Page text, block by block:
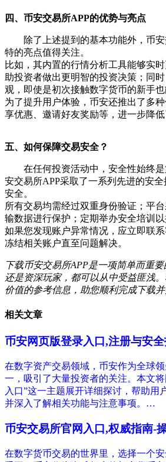
四、币安交易所APP的优势与亮点
除了上述提到的基本功能外，币
特的亮点值得关注。
比如，其内置的行情分析工具能够实
助投资者做出更明智的投资决策；同
观，即使是初次接触数字货币的新手也
为了提升用户体验，币安还推出了多
享优惠、邀请好友奖励等，进一步降低
五、如何保障交易安全？
在任何投资活动中，安全性始终
安交易所APP采取了一系列先进的安
安全。
所有交易均需经过双重身份验证；平
输数据进行保护；定期举办安全培训以
如果您发现账户异常情况，应立即联
冻结相关账户直至问题解决。
下载币安交易所APP是一项简单而重
还是资深玩家，都可以从中受益匪浅
价值的参考信息，助您顺利完成下载
相关文章
币安网页版登录入口,注册与安
在数字资产交易领域，币安作为全球
一，吸引了大量投资者的关注。本文
入口”这一主题展开详细探讨，帮助用
并深入了解相关功能与注意事项。…
币安交易所官网入口,权威指南-
在数字货币交易的世界里，选择一个